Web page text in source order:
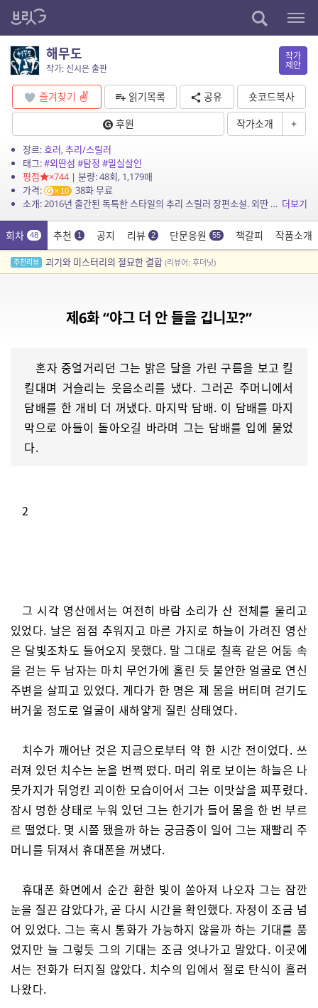
해무도
작가: 신시은 출판
작가
제안
즐겨찾기 읽기목록 공유
숏코드복사
후원
작가소개 +
장르:호러,추리/스릴러
태그:#외딴섬 #탐정 #밀실살인
평점
×744| 분량: 48회, 1,179매
가격:
10
38화 무료
소개: 2016년 출간된 독특한 스타일의 추리 스릴러 장편소설. 외딴 섬 마을에 내려오는 기괴한 전설에 따라 두 사내가 의문의 죽임을 당한다. 20년 후, 당시 사건에 연루된 이들이 섬 ... 더보기
회차 48 추천 1 공지 리뷰 2 단문응원 55 책갈피 작품소개
추천리뷰 괴기와 미스터리의 절묘한 결합 (리뷰어: 후더닛)
제6화 “야그 더 안 들을 깁니꼬?”
혼자 중얼거리던 그는 밝은 달을 가린 구름을 보고 킬
킬대며 거슬리는 웃음소리를 냈다. 그러곤 주머니에서
담배를 한 개비 더 꺼냈다. 마지막 담배. 이 담배를 마지
막으로 아들이 돌아오길 바라며 그는 담배를 입에 물었
다.
2
그 시각 영산에서는 여전히 바람 소리가 산 전체를 울리고
있었다. 날은 점점 추워지고 마른 가지로 하늘이 가려진 영산
은 달빛조차도 들어오지 못했다. 말 그대로 칠흑 같은 어둠 속
을 걷는 두 남자는 마치 무언가에 홀린 듯 불안한 얼굴로 연신
주변을 살피고 있었다. 게다가 한 명은 제 몸을 버티며 걷기도
버거울 정도로 얼굴이 새하얗게 질린 상태였다.
치수가 깨어난 것은 지금으로부터 약 한 시간 전이었다. 쓰
러져 있던 치수는 눈을 번쩍 떴다. 머리 위로 보이는 하늘은 나
뭇가지가 뒤엉킨 괴이한 모습이어서 그는 이맛살을 찌푸렸다.
잠시 멍한 상태로 누워 있던 그는 한기가 들어 몸을 한 번 부르
르 떨었다. 몇 시쯤 됐을까 하는 궁금증이 일어 그는 재빨리 주
머니를 뒤져서 휴대폰을 꺼냈다.
휴대폰 화면에서 순간 환한 빛이 쏟아져 나오자 그는 잠깐
눈을 질끈 감았다가, 곧 다시 시간을 확인했다. 자정이 조금 넘
어 있었다. 그는 혹시 통화가 가능하지 않을까 하는 기대를 품
었지만 늘 그렇듯 그의 기대는 조금 엇나가고 말았다. 이곳에
서는 전화가 터지질 않았다. 치수의 입에서 절로 탄식이 흘러
나왔다.